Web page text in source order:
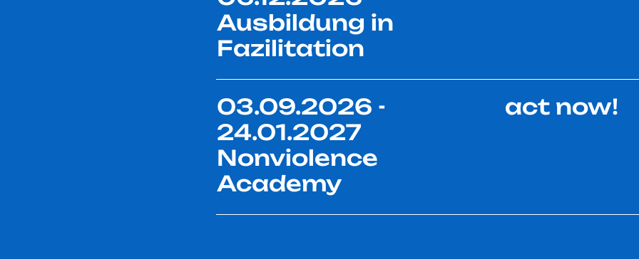
Ausbildung in
Fazilitation
03.09.2026 -
24.01.2027
Nonviolence
Academy
act now!